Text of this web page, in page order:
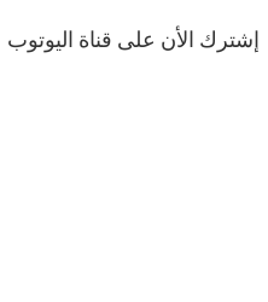
إشترك الأن على قناة اليوتوب